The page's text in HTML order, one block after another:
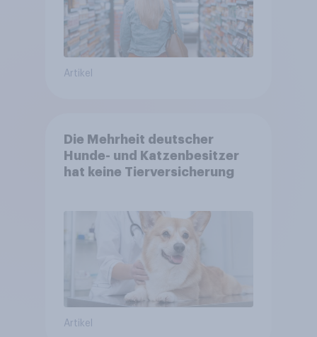
Artikel
Die Mehrheit deutscher
Hunde- und Katzenbesitzer
hat keine Tierversicherung
Artikel